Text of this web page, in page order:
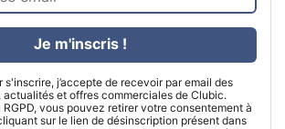
s'inscrire, j’accepte de recevoir par email des
actualités et offres commerciales de Clubic.
vous pouvez retirer votre consentement à
sur le lien de désinscription présent dans
Je m'inscris !